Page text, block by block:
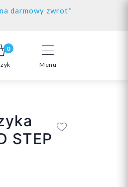
darmowy zwrot*
Menu
0
STEP